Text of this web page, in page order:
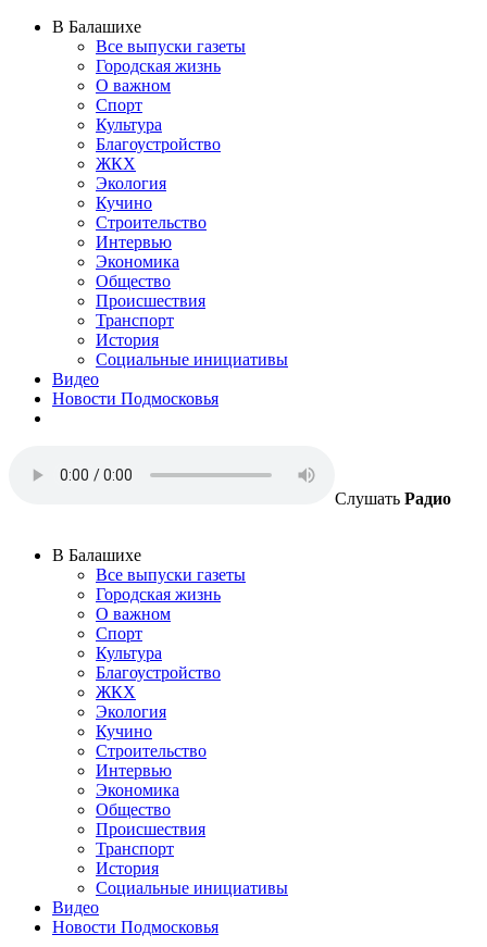
В Балашихе
Все выпуски газеты
Городская жизнь
О важном
Спорт
Культура
Благоустройство
ЖКХ
Экология
Кучино
Строительство
Интервью
Экономика
Общество
Происшествия
Транспорт
История
Социальные инициативы
Видео
Новости Подмосковья
Слушать Радио
В Балашихе
Все выпуски газеты
Городская жизнь
О важном
Спорт
Культура
Благоустройство
ЖКХ
Экология
Кучино
Строительство
Интервью
Экономика
Общество
Происшествия
Транспорт
История
Социальные инициативы
Видео
Новости Подмосковья